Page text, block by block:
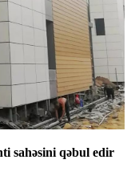
sahəsini qəbul edir